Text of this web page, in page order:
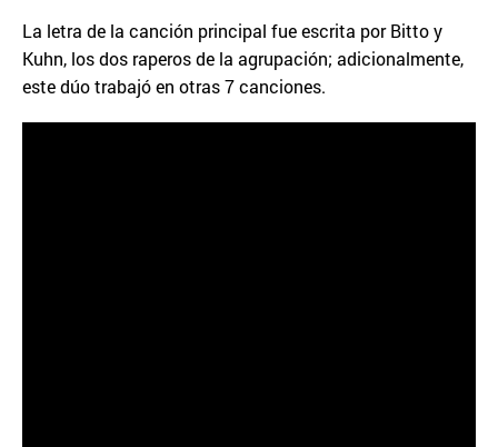
La letra de la canción principal fue escrita por Bitto y
Kuhn, los dos raperos de la agrupación; adicionalmente,
este dúo trabajó en otras 7 canciones.